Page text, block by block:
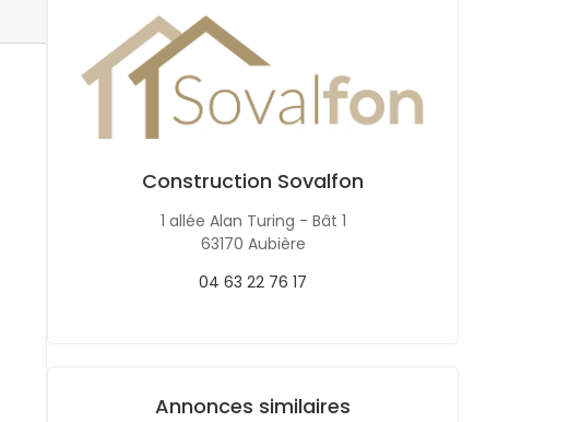
Construction Sovalfon
1 allée Alan Turing - Bât 1
63170 Aubière
04 63 22 76 17
Annonces similaires